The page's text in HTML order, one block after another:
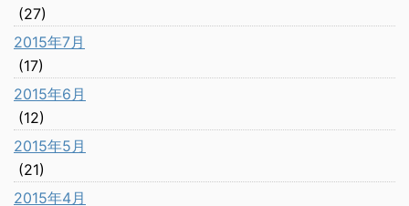
(27)
2015年7月
(17)
2015年6月
(12)
2015年5月
(21)
2015年4月